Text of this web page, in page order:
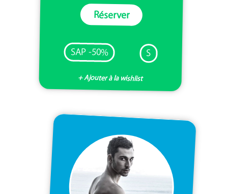
Réserver
SAP -50% S
+ Ajouter à la wishlist